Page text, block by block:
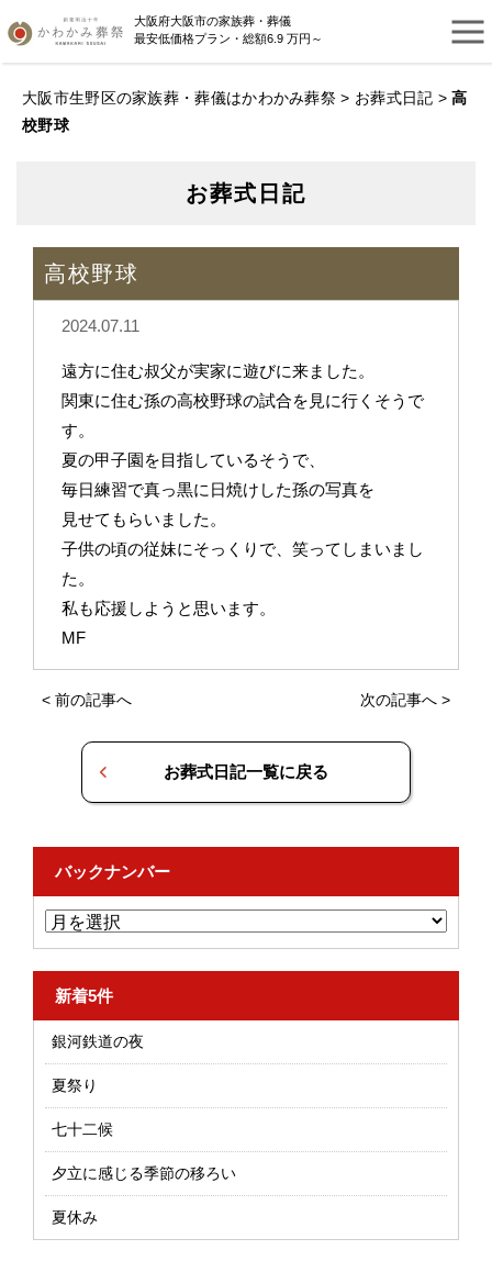
大阪府大阪市の家族葬・葬儀
最安低価格プラン・総額6.9 万円～
大阪市生野区の家族葬・葬儀はかわかみ葬祭 > お葬式日記 >高
校野球
お葬式日記
高校野球
2024.07.11
遠方に住む叔父が実家に遊びに来ました。
関東に住む孫の高校野球の試合を見に行くそうで
す。
夏の甲子園を目指しているそうで、
毎日練習で真っ黒に日焼けした孫の写真を
見せてもらいました。
子供の頃の従妹にそっくりで、笑ってしまいまし
た。
私も応援しようと思います。
MF
< 前の記事へ 次の記事へ >
お葬式日記一覧に戻る
バックナンバー
新着5件
銀河鉄道の夜
夏祭り
七十二候
夕立に感じる季節の移ろい
夏休み